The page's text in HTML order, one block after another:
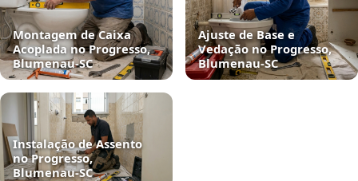
Montagem de Caixa
Acoplada no Progresso,
Blumenau‑SC
Ajuste de Base e
Vedação no Progresso,
Blumenau‑SC
Instalação de Assento
no Progresso,
Blumenau‑SC